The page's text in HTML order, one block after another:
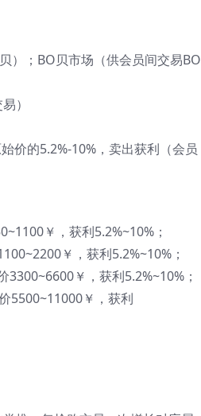
）；BO贝市场（供会员间交易BO
）
价的5.2%-10%，卖出获利（会员
￥，获利5.2%~10%；
￥，获利5.2%~10%；
￥，获利5.2%~10%；
5500~11000￥，获利